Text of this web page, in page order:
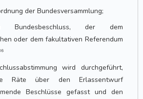
der Bundesversammlung;
der dem
oder dem fakultativen Referendum
wird durchgeführt,
Räte über den Erlassentwurf
Beschlüsse gefasst und den